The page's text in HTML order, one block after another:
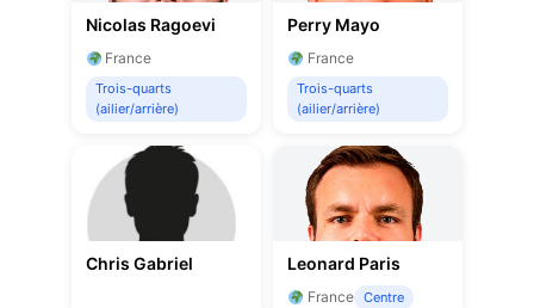
Nicolas Ragoevi
France
Trois-quarts
(ailier/arrière)
Perry Mayo
France
Trois-quarts
(ailier/arrière)
Chris Gabriel Leonard Paris
France Centre